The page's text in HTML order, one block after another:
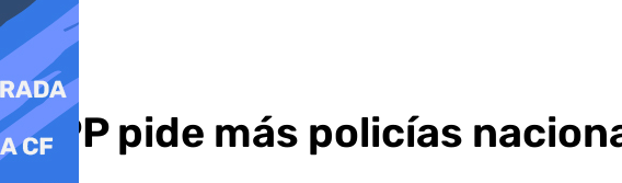
El PP pide más policías